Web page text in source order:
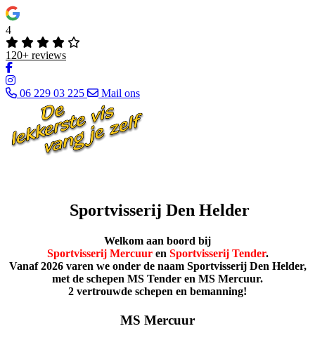
4
120+ reviews
06 229 03 225 Mail ons
Sportvisserij Den Helder
Welkom aan boord bij
Sportvisserij Mercuuren Sportvisserij Tender.
Vanaf 2026 varen we onder de naam Sportvisserij Den Helder,
met de schepen MS Tender en MS Mercuur.
2 vertrouwde schepen en bemanning!
MS Mercuur